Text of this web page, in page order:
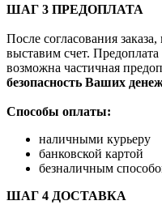
ШАГ 3 ПРЕДОПЛАТА
После согласования
выставим счет.
возможна частичная
безопасность Ваших
Способы оплаты:
наличными курьеру
банковской картой
безналичным
ШАГ 4 ДОСТАВКА